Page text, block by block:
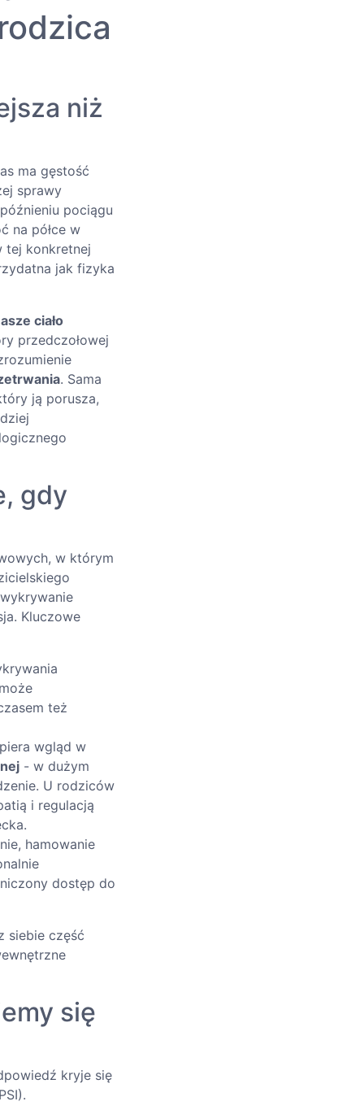
niż
ma gęstość
sprawy
pociągu
na półce w
tej konkretnej
jak fizyka
ciało
przedczołowej
. Sama
ją porusza,
gdy
w którym
Kluczowe
też
wgląd w
- w dużym
U rodziców
i regulacją
hamowanie
dostęp do
siebie część
się
kryje się